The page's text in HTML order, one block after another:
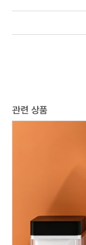
관련 상품